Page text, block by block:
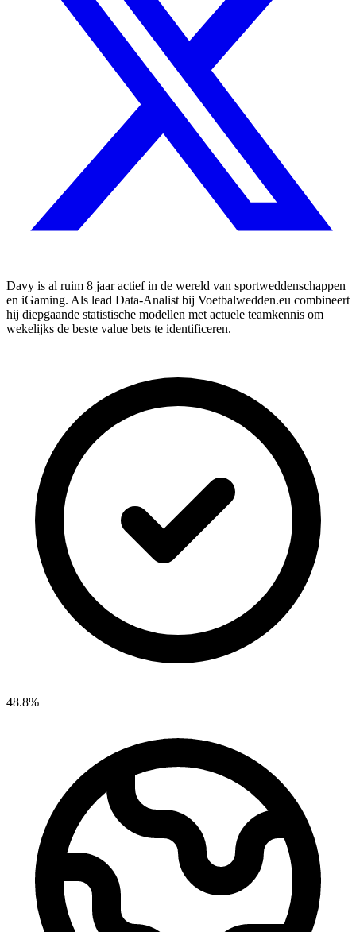
Davy is al ruim 8 jaar actief in de wereld van sportweddenschappen
en iGaming. Als lead Data-Analist bij Voetbalwedden.eu combineert
hij diepgaande statistische modellen met actuele teamkennis om
wekelijks de beste value bets te identificeren.
48.8%